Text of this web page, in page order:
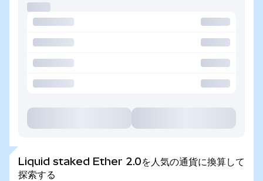
Liquid staked Ether 2.0を人気の通貨に換算して
探索する